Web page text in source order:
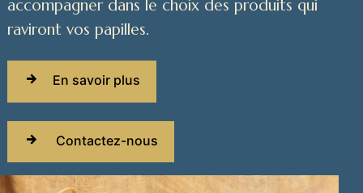
accompagner dans le choix des produits qui
raviront vos papilles.
En savoir plus
Contactez-nous